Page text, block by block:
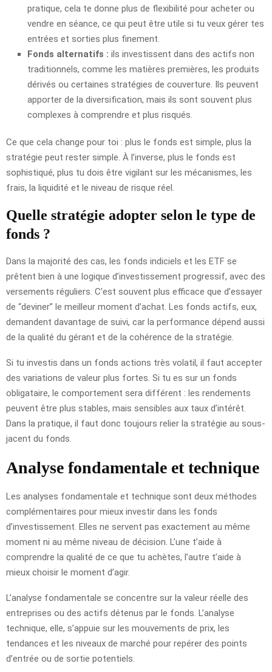
pratique, cela te donne plus de flexibilité pour acheter ou
vendre en séance, ce qui peut être utile si tu veux gérer tes
entrées et sorties plus finement.
Fonds alternatifs : ils investissent dans des actifs non
traditionnels, comme les matières premières, les produits
dérivés ou certaines stratégies de couverture. Ils peuvent
apporter de la diversification, mais ils sont souvent plus
complexes à comprendre et plus risqués.
Ce que cela change pour toi : plus le fonds est simple, plus la
stratégie peut rester simple. À l’inverse, plus le fonds est
sophistiqué, plus tu dois être vigilant sur les mécanismes, les
frais, la liquidité et le niveau de risque réel.
Quelle stratégie adopter selon le type de
fonds ?
Dans la majorité des cas, les fonds indiciels et les ETF se
prêtent bien à une logique d’investissement progressif, avec des
versements réguliers. C’est souvent plus efficace que d’essayer
de “deviner” le meilleur moment d’achat. Les fonds actifs, eux,
demandent davantage de suivi, car la performance dépend aussi
de la qualité du gérant et de la cohérence de la stratégie.
Si tu investis dans un fonds actions très volatil, il faut accepter
des variations de valeur plus fortes. Si tu es sur un fonds
obligataire, le comportement sera différent : les rendements
peuvent être plus stables, mais sensibles aux taux d’intérêt.
Dans la pratique, il faut donc toujours relier la stratégie au sous-
jacent du fonds.
Analyse fondamentale et technique
Les analyses fondamentale et technique sont deux méthodes
complémentaires pour mieux investir dans les fonds
d’investissement. Elles ne servent pas exactement au même
moment ni au même niveau de décision. L’une t’aide à
comprendre la qualité de ce que tu achètes, l’autre t’aide à
mieux choisir le moment d’agir.
L’analyse fondamentale se concentre sur la valeur réelle des
entreprises ou des actifs détenus par le fonds. L’analyse
technique, elle, s’appuie sur les mouvements de prix, les
tendances et les niveaux de marché pour repérer des points
d’entrée ou de sortie potentiels.